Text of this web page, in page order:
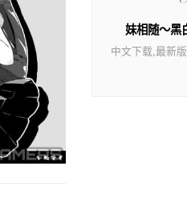
妹相随～黑
中文下载,最新